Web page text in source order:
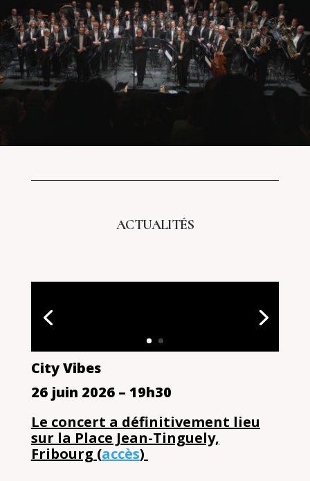
ACTUALITÉS
City Vibes
26 juin 2026 – 19h30
Le concert a définitivement lieu
sur la Place Jean-Tinguely,
Fribourg (accès)